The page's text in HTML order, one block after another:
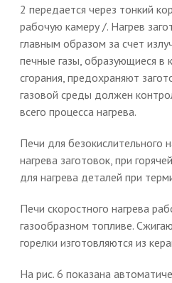
2 передается через тонкий
рабочую камеру /. Нагрев
главным образом за счет
печные газы, образующиеся в
сгорания, предохраняют
газовой среды должен
всего процесса нагрева.
Печи для безокислительного
нагрева заготовок, при
для нагрева деталей при
Печи скоростного нагрева
газообразном топливе.
горелки изготовляются из
На рис. 6 показана